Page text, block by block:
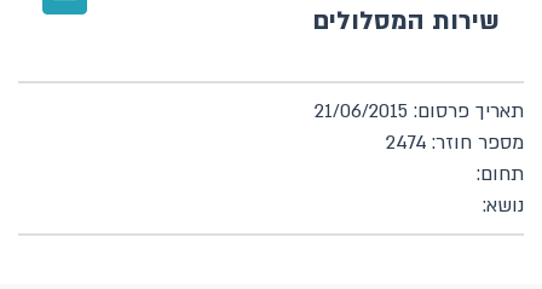
שירות המסלולים
תאריך פרסום: 21/06/2015
מספר חוזר: 2474
תחום:
נושא: